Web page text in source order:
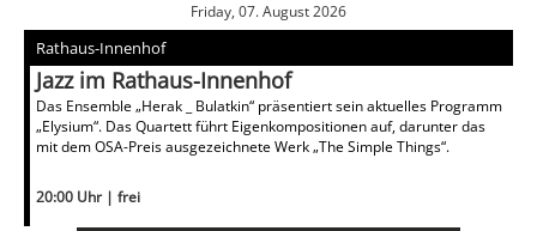
Friday, 07. August 2026
Rathaus-Innenhof
Jazz im Rathaus-Innenhof
Das Ensemble „Herak _ Bulatkin“ präsentiert sein aktuelles Programm
„Elysium“. Das Quartett führt Eigenkompositionen auf, darunter das
mit dem OSA-Preis ausgezeichnete Werk „The Simple Things“.
20:00 Uhr | frei